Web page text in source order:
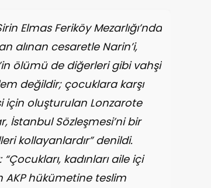
Elmas Feriköy Mezarlığı’nda
alınan cesaretle Narin’i,
ölümü de diğerleri gibi vahşi
değildir; çocuklara karşı
için oluşturulan Lonzarote
İstanbul Sözleşmesi’ni bir
kollayanlardır” denildi.
kadınları aile içi
AKP hükümetine teslim